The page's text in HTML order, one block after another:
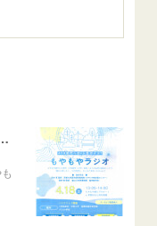
オ 2026年4月18日(土)